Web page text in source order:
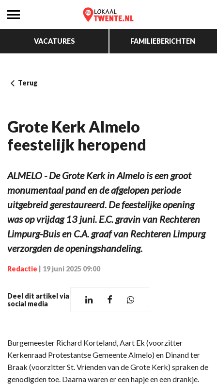
VACATURES FAMILIEBERICHTEN
Terug
Grote Kerk Almelo
feestelijk heropend
ALMELO - De Grote Kerk in Almelo is een groot
monumentaal pand en de afgelopen periode
uitgebreid gerestaureerd. De feestelijke opening
was op vrijdag 13 juni. E.C. gravin van Rechteren
Limpurg-Buis en C.A. graaf van Rechteren Limpurg
verzorgden de openingshandeling.
Redactie 19 juni 2025 09:00
Deel dit artikel via
social media
Burgemeester Richard Korteland, Aart Ek (voorzitter
Kerkenraad Protestantse Gemeente Almelo) en Dinand ter
Braak (voorzitter St. Vrienden van de Grote Kerk) spraken de
genodigden toe. Daarna waren er een hapje en een drankje.